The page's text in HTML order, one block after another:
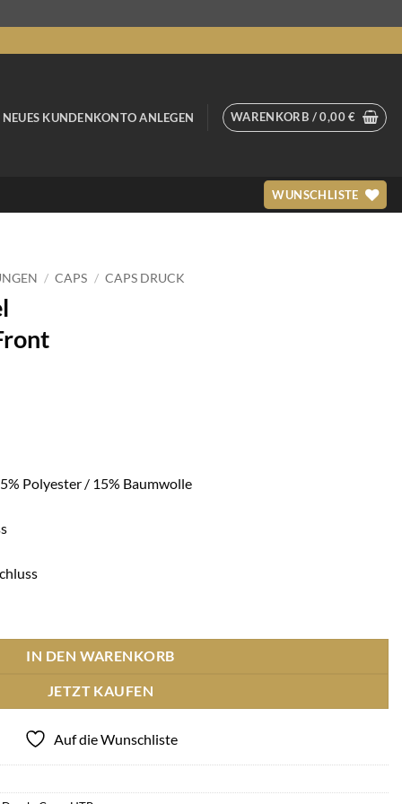
KUNDENKONTO ANLEGEN WARENKORB /0,00€
WUNSCHLISTE
/ CAPS / CAPS DRUCK
Polyester / 15% Baumwolle
IN DEN WARENKORB
JETZT KAUFEN
Auf die Wunschliste